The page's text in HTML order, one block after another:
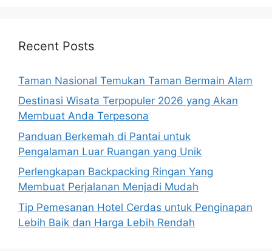
Recent Posts
Taman Nasional Temukan Taman Bermain Alam
Destinasi Wisata Terpopuler 2026 yang Akan
Membuat Anda Terpesona
Panduan Berkemah di Pantai untuk
Pengalaman Luar Ruangan yang Unik
Perlengkapan Backpacking Ringan Yang
Membuat Perjalanan Menjadi Mudah
Tip Pemesanan Hotel Cerdas untuk Penginapan
Lebih Baik dan Harga Lebih Rendah